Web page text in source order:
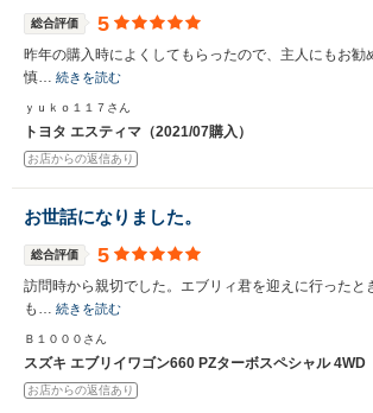
総合評価 5
昨年の購入時によくしてもらったので、主人にもお勧
慎… 続きを読む
ｙｕｋｏ１１７さん
トヨタ エスティマ（2021/07購入）
お店からの返信あり
お世話になりました。
総合評価 5
訪問時から親切でした。エブリィ君を迎えに行ったと
も… 続きを読む
Ｂ１０００さん
スズキ エブリイワゴン660 PZターボスペシャル 4WD
お店からの返信あり